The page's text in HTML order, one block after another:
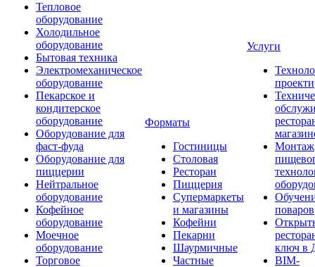
Тепловое
оборудование
Холодильное
оборудование
Бытовая техника
Электромеханическое
оборудование
Пекарское и
кондитерское
оборудование
Оборудование для
фаст-фуда
Оборудование для
пиццерии
Нейтральное
оборудование
Кофейное
оборудование
Моечное
оборудование
Торговое
Форматы
Гостиницы
Столовая
Ресторан
Пиццерия
Супермаркеты
и магазины
Кофейни
Пекарни
Шаурмичные
Частные
Услуги
Монтаж
поваров
ключ в
BIM-